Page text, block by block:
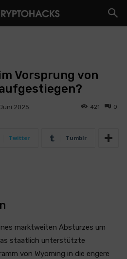
Vorsprung von
2025 0
421
Twitter Tumblr
marktweiten Absturzes um
staatlich unterstützte
von Wyoming in die engere